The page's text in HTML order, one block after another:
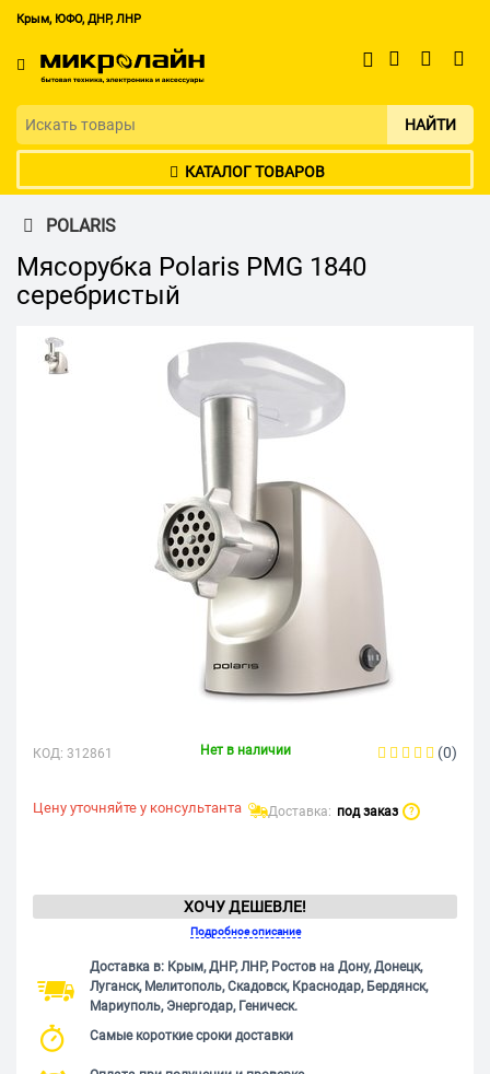
Крым, ЮФО, ДНР, ЛНР
НАЙТИ
КАТАЛОГ ТОВАРОВ
POLARIS
Мясорубка Polaris PMG 1840
серебристый
КОД: 312861 Нет в наличии (0)
Цену уточняйте у консультанта Доставка: под заказ ?
ХОЧУ ДЕШЕВЛЕ!
Подробное описание
Доставка в: Крым, ДНР, ЛНР, Ростов на Дону, Донецк,
Луганск, Мелитополь, Скадовск, Краснодар, Бердянск,
Мариуполь, Энергодар, Геническ.
Самые короткие сроки доставки